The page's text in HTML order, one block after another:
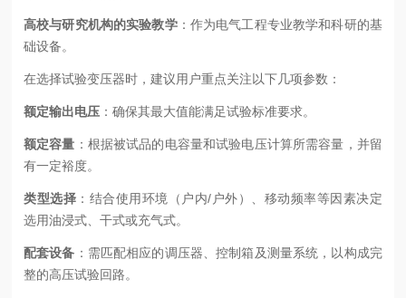
高校与研究机构的实验教学：作为电气工程专业教学和科研的基
础设备。
在选择试验变压器时，建议用户重点关注以下几项参数：
额定输出电压 ：确保其最大值能满足试验标准要求。
额定容量 ：根据被试品的电容量和试验电压计算所需容量，并留
有一定裕度。
类型选择 ：结合使用环境（户内/户外）、移动频率等因素决定
选用油浸式、干式或充气式。
配套设备 ：需匹配相应的调压器、控制箱及测量系统，以构成完
整的高压试验回路。